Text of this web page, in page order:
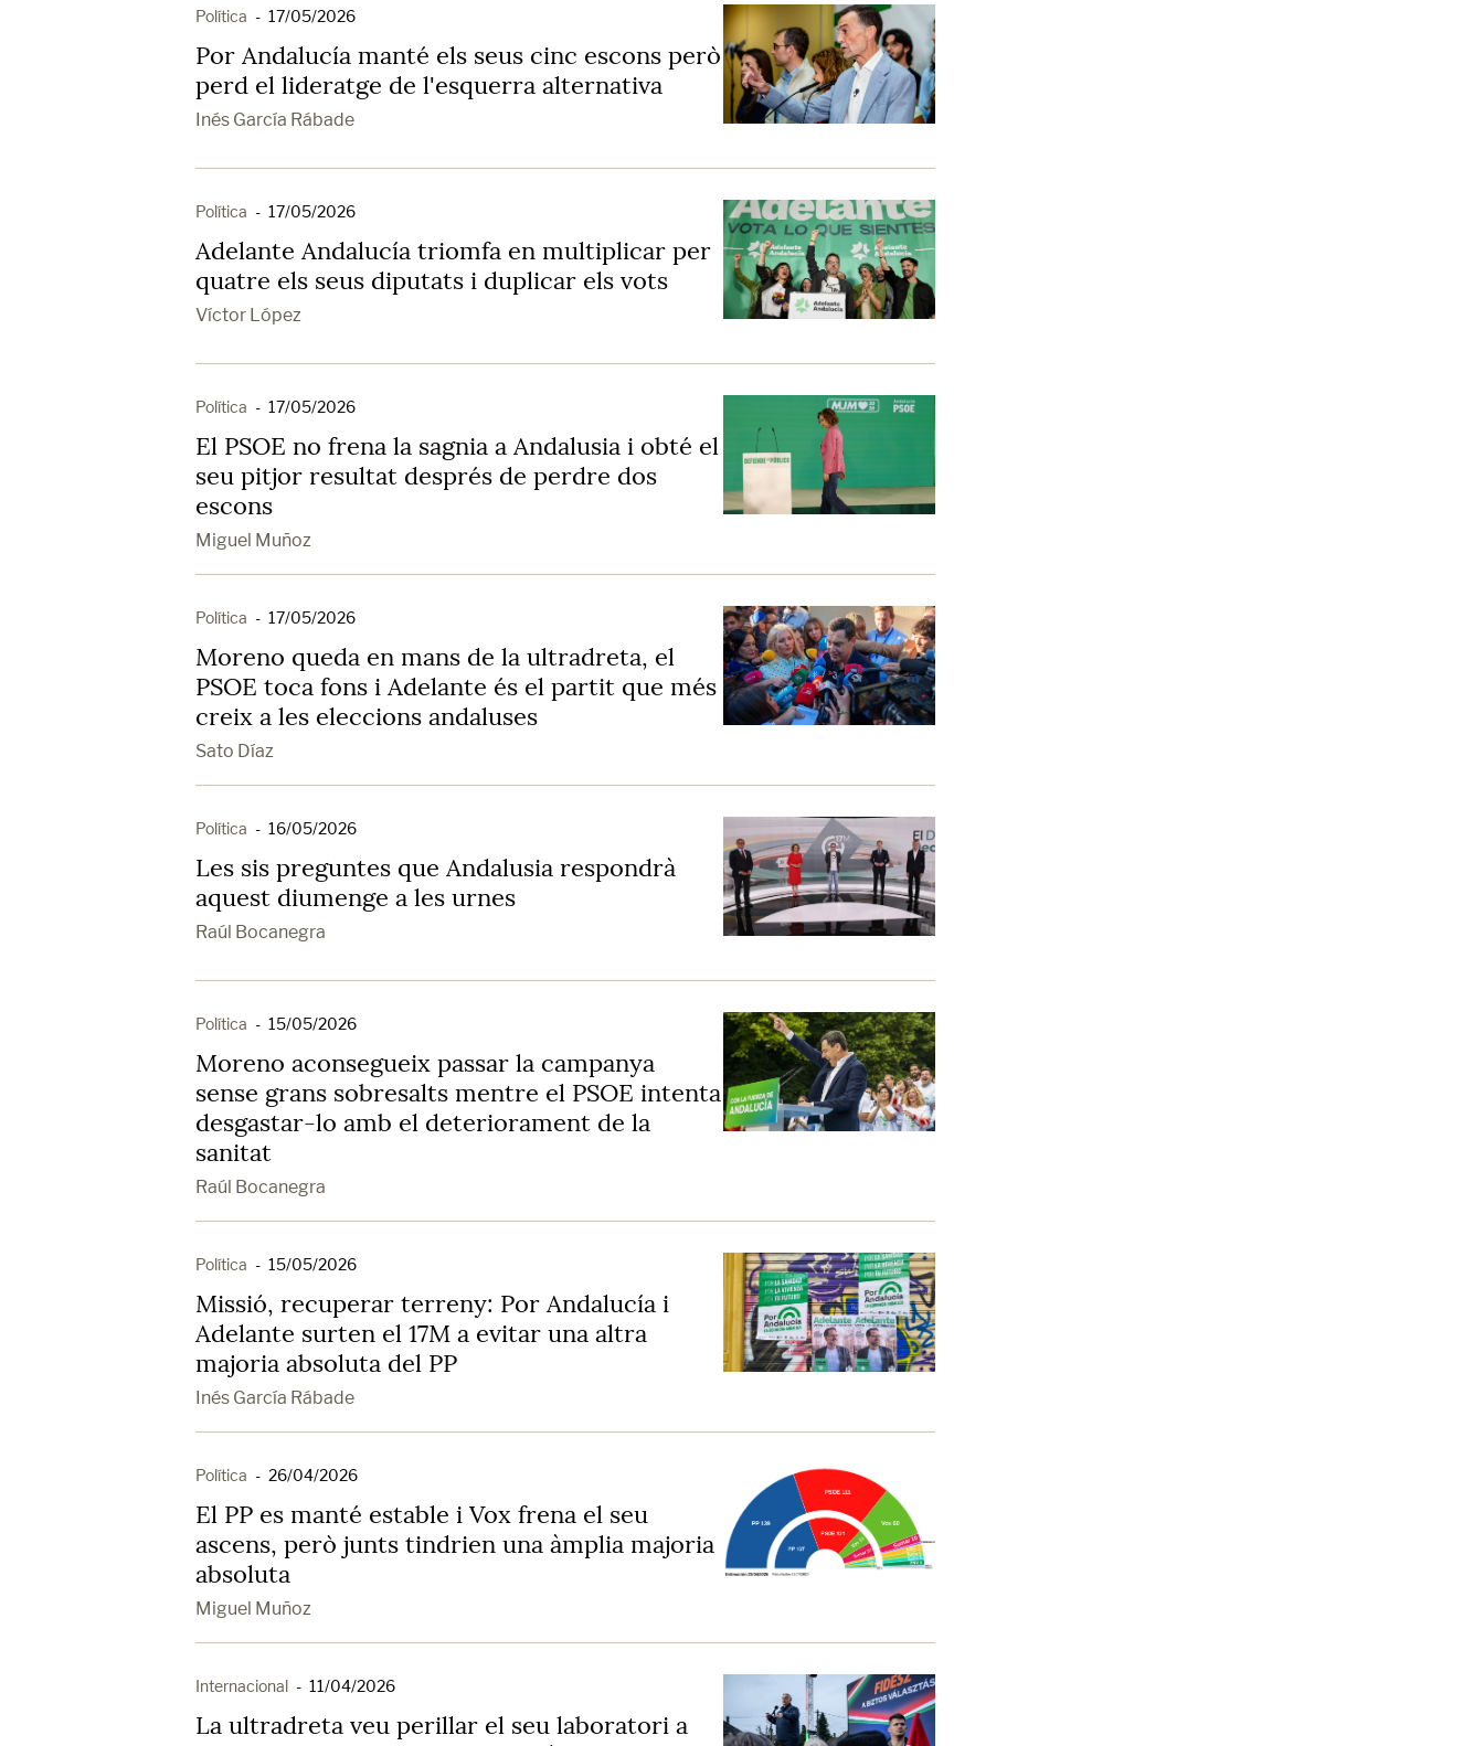
Política - 17/05/2026
Por Andalucía manté els seus cinc escons però
perd el lideratge de l'esquerra alternativa
Inés García Rábade
Política - 17/05/2026
Adelante Andalucía triomfa en multiplicar per
quatre els seus diputats i duplicar els vots
Víctor López
Política - 17/05/2026
El PSOE no frena la sagnia a Andalusia i obté el
seu pitjor resultat després de perdre dos
escons
Miguel Muñoz
Política - 17/05/2026
Moreno queda en mans de la ultradreta, el
PSOE toca fons i Adelante és el partit que més
creix a les eleccions andaluses
Sato Díaz
Política - 16/05/2026
Les sis preguntes que Andalusia respondrà
aquest diumenge a les urnes
Raúl Bocanegra
Política - 15/05/2026
Moreno aconsegueix passar la campanya
sense grans sobresalts mentre el PSOE intenta
desgastar-lo amb el deteriorament de la
sanitat
Raúl Bocanegra
Política - 15/05/2026
Missió, recuperar terreny: Por Andalucía i
Adelante surten el 17M a evitar una altra
majoria absoluta del PP
Inés García Rábade
Política - 26/04/2026
El PP es manté estable i Vox frena el seu
ascens, però junts tindrien una àmplia majoria
absoluta
Miguel Muñoz
Internacional - 11/04/2026
La ultradreta veu perillar el seu laboratori a